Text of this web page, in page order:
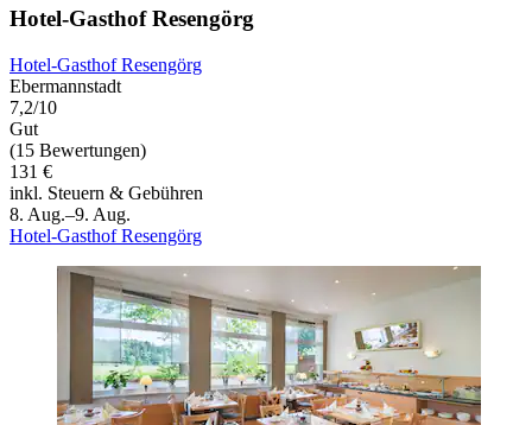
Hotel-Gasthof Resengörg
Hotel-Gasthof Resengörg
Ebermannstadt
7,2/10
Gut
(15 Bewertungen)
131 €
inkl. Steuern & Gebühren
8. Aug.–9. Aug.
Hotel-Gasthof Resengörg